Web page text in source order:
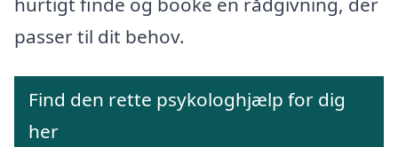
passer til dit behov.
Find den rette psykologhjælp for dig
her